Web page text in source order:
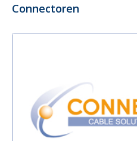
Connectoren